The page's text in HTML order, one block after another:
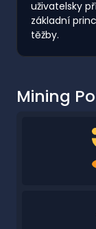
uživatelsky
základní
těžby.
Mining